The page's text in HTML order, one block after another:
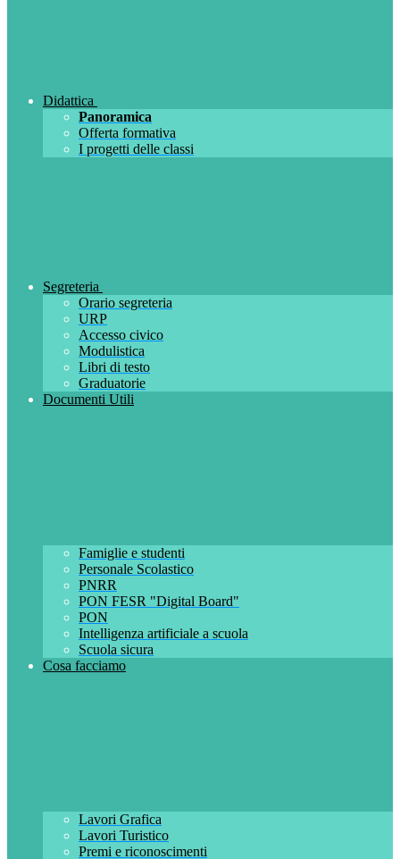
Didattica
Panoramica
Offerta formativa
I progetti delle classi
Segreteria
Orario segreteria
URP
Accesso civico
Modulistica
Libri di testo
Graduatorie
Documenti Utili
Famiglie e studenti
Personale Scolastico
PNRR
PON FESR "Digital Board"
PON
Intelligenza artificiale a scuola
Scuola sicura
Cosa facciamo
Lavori Grafica
Lavori Turistico
Premi e riconoscimenti